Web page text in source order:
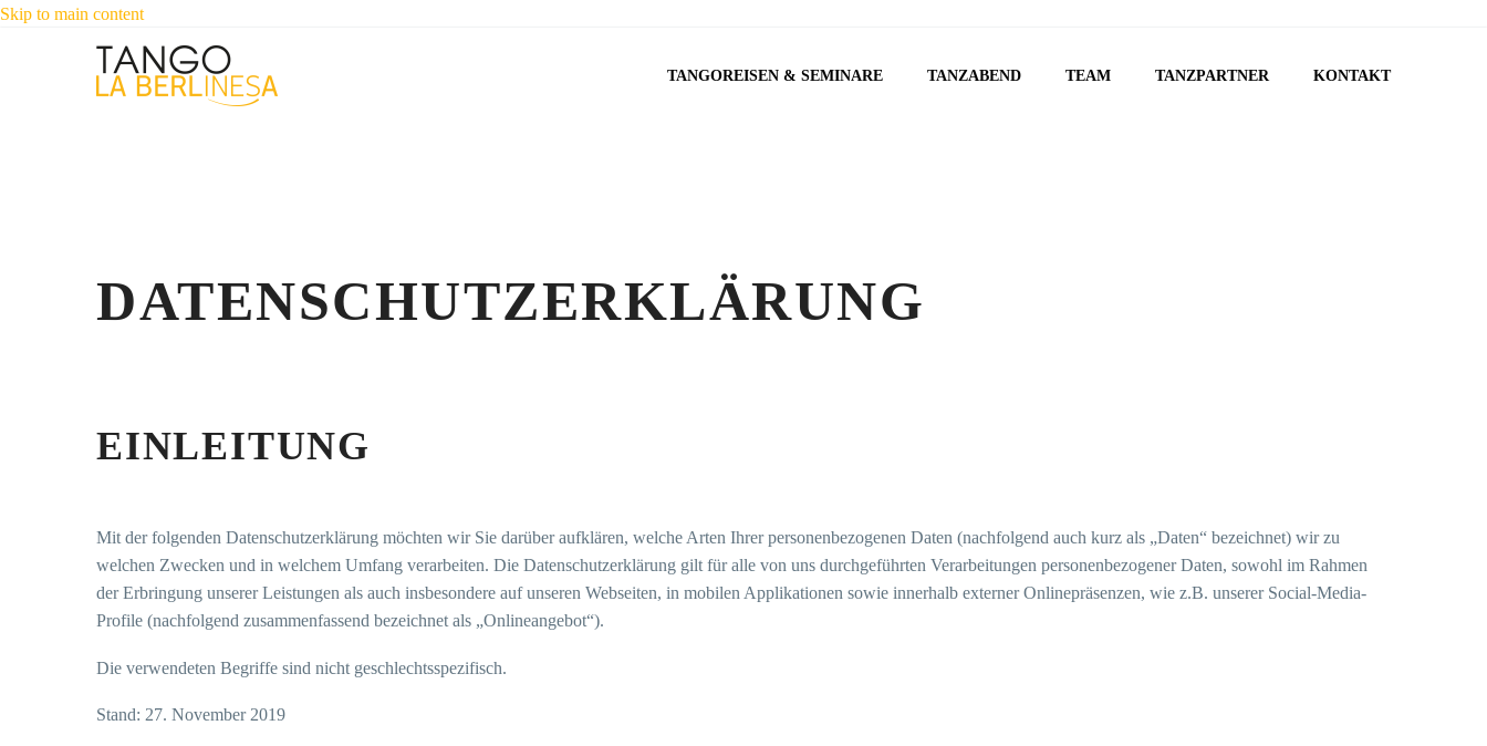
Skip to main content
TANGOREISEN & SEMINARE TANZABEND TEAM TANZPARTNER KONTAKT
DATENSCHUTZERKLÄRUNG
EINLEITUNG
Mit der folgenden Datenschutzerklärung möchten wir Sie darüber aufklären, welche Arten Ihrer personenbezogenen Daten (nachfolgend auch kurz als „Daten“ bezeichnet) wir zu
welchen Zwecken und in welchem Umfang verarbeiten. Die Datenschutzerklärung gilt für alle von uns durchgeführten Verarbeitungen personenbezogener Daten, sowohl im Rahmen
der Erbringung unserer Leistungen als auch insbesondere auf unseren Webseiten, in mobilen Applikationen sowie innerhalb externer Onlinepräsenzen, wie z.B. unserer Social-Media-
Profile (nachfolgend zusammenfassend bezeichnet als „Onlineangebot“).
Die verwendeten Begriffe sind nicht geschlechtsspezifisch.
Stand: 27. November 2019